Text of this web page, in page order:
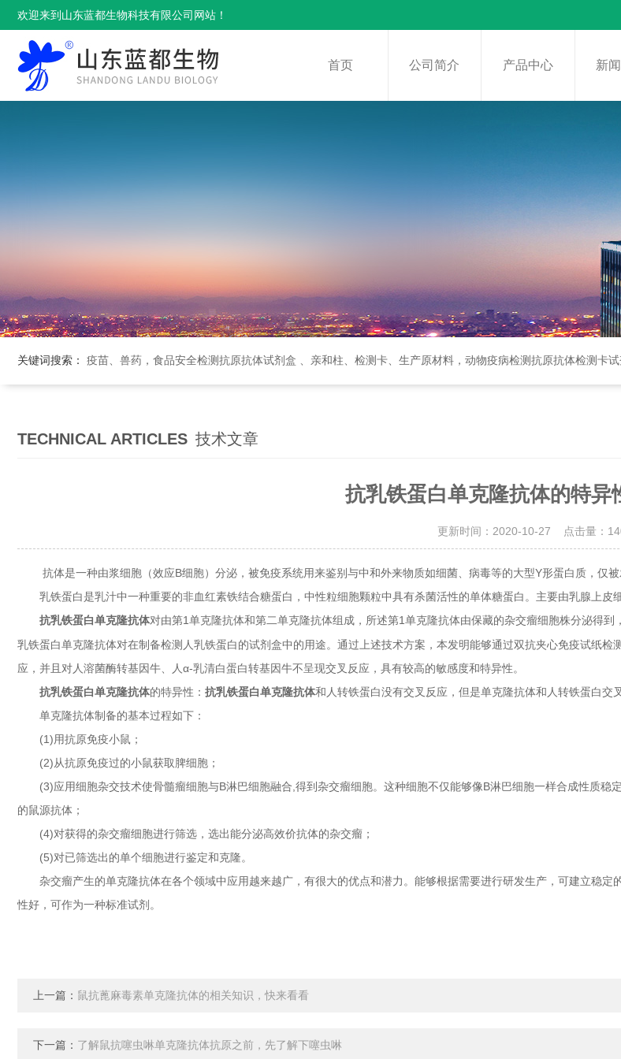
欢迎来到山东蓝都生物科技有限公司网站！
首页 公司简介 产品中心 新
关键词搜索： 疫苗、兽药，食品安全检测抗原抗体试剂盒 、亲和柱、检测卡、生产原材料，动物疫病检测抗原抗体检测卡试
TECHNICAL ARTICLES 技术文章
抗乳铁蛋白单克隆抗体的特异
更新时间：2020-10-27 点击量：
抗体是一种由浆细胞（效应B细胞）分泌，被免疫系统用来鉴别与中和外来物质如细菌、病毒等的大型Y形蛋白质，仅被
乳铁蛋白是乳汁中一种重要的非血红素铁结合糖蛋白，中性粒细胞颗粒中具有杀菌活性的单体糖蛋白。主要由乳腺上皮细
抗乳铁蛋白单克隆抗体对由第1单克隆抗体和第二单克隆抗体组成，所述第1单克隆抗体由保藏的杂交瘤细胞株分泌得
乳铁蛋白单克隆抗体对在制备检测人乳铁蛋白的试剂盒中的用途。通过上述技术方案，本发明能够通过双抗夹心免疫试纸
应，并且对人溶菌酶转基因牛、人α‑乳清白蛋白转基因牛不呈现交叉反应，具有较高的敏感度和特异性。
抗乳铁蛋白单克隆抗体的特异性： 抗乳铁蛋白单克隆抗体和人转铁蛋白没有交叉反应，但是单克隆抗体和人转铁蛋白交
单克隆抗体制备的基本过程如下：
(1)用抗原免疫小鼠；
(2)从抗原免疫过的小鼠获取脾细胞；
(3)应用细胞杂交技术使骨髓瘤细胞与B淋巴细胞融合,得到杂交瘤细胞。这种细胞不仅能够像B淋巴细胞一样合成性质稳
的鼠源抗体；
(4)对获得的杂交瘤细胞进行筛选，选出能分泌高效价抗体的杂交瘤；
(5)对已筛选出的单个细胞进行鉴定和克隆。
杂交瘤产生的单克隆抗体在各个领域中应用越来越广，有很大的优点和潜力。能够根据需要进行研发生产，可建立稳定
性好，可作为一种标准试剂。
上一篇： 鼠抗蓖麻毒素单克隆抗体的相关知识，快来看看
下一篇： 了解鼠抗噻虫啉单克隆抗体抗原之前，先了解下噻虫啉